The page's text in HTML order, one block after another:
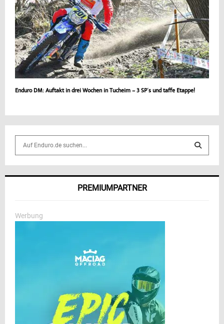
Enduro DM: Auftakt in drei Wochen in Tucheim – 3 SP´s und taffe Etappe!
o
S
PREMIUMPARTNER
Werbung